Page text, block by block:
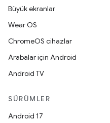
Büyük ekranlar
Wear OS
ChromeOS cihazlar
Arabalar için Android
Android TV
SÜRÜMLER
Android 17